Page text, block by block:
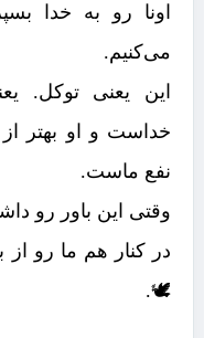
اونا رو به خدا
می‌کنیم.
این یعنی توکل.
خداست و او بهتر
نفع ماست.
وقتی این باور رو
در کنار هم ما رو از
🕊️.